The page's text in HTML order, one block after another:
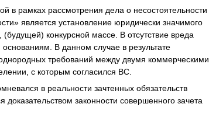
в рамках рассмотрения дела о несостоятельности
является установление юридически значимого
конкурсной массе. В отсутствие вреда
В данном случае в результате
требований между двумя коммерческими
с которым согласился ВС.
в реальности зачтенных обязательств
законности совершенного зачета